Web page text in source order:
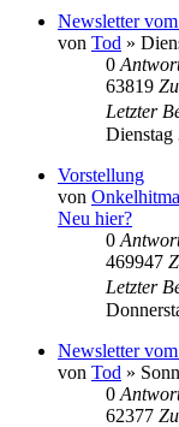
Newsletter
von Tod »
0
63819
Letzter
Dienstag
Vorstellung
von
Neu hier?
0
469947
Letzter
Newsletter
von Tod »
0
62377